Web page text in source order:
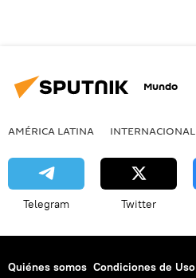
Mundo
AMÉRICA LATINA INTERNACIONAL
Telegram Twitter
Quiénes somos Condiciones de Uso